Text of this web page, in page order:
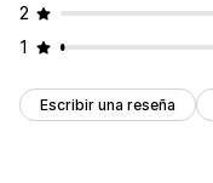
2
1
Escribir una reseña